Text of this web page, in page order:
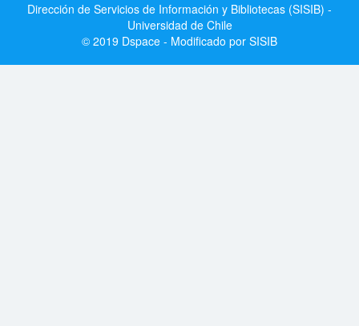
Dirección de Servicios de Información y Bibliotecas (SISIB) -
Universidad de Chile
© 2019 Dspace - Modificado por SISIB